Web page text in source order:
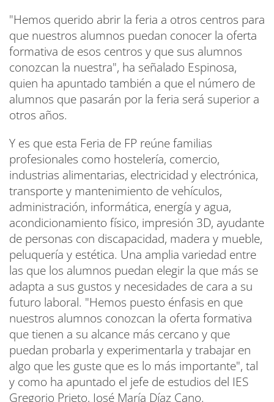
"Hemos querido abrir la feria a otros centros para
que nuestros alumnos puedan conocer la oferta
formativa de esos centros y que sus alumnos
conozcan la nuestra", ha señalado Espinosa,
quien ha apuntado también a que el número de
alumnos que pasarán por la feria será superior a
otros años.
Y es que esta Feria de FP reúne familias
profesionales como hostelería, comercio,
industrias alimentarias, electricidad y electrónica,
transporte y mantenimiento de vehículos,
administración, informática, energía y agua,
acondicionamiento físico, impresión 3D, ayudante
de personas con discapacidad, madera y mueble,
peluquería y estética. Una amplia variedad entre
las que los alumnos puedan elegir la que más se
adapta a sus gustos y necesidades de cara a su
futuro laboral. "Hemos puesto énfasis en que
nuestros alumnos conozcan la oferta formativa
que tienen a su alcance más cercano y que
puedan probarla y experimentarla y trabajar en
algo que les guste que es lo más importante", tal
y como ha apuntado el jefe de estudios del IES
Gregorio Prieto, José María Díaz Cano.